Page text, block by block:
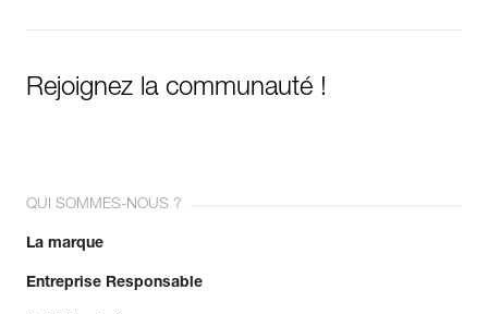
Rejoignez la communauté !
QUI SOMMES-NOUS ?
La marque
Entreprise Responsable